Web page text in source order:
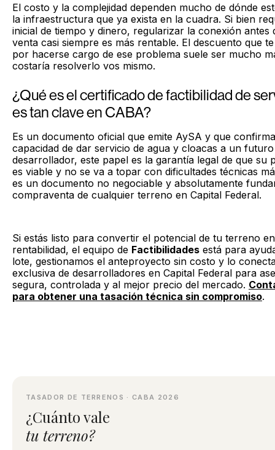
El costo y la complejidad dependen mucho de dónde
la infraestructura que ya exista en la cuadra. Si bien
inicial de tiempo y dinero, regularizar la conexión
venta casi siempre es más rentable. El descuento que
por hacerse cargo de ese problema suele ser mucho
costaría resolverlo vos mismo.
¿Qué es el certificado de factibilidad de
es tan clave en CABA?
Es un documento oficial que emite AySA y que
capacidad de dar servicio de agua y cloacas a un
desarrollador, este papel es la garantía legal de que su
es viable y no se va a topar con dificultades técnicas
es un documento no negociable y absolutamente
compraventa de cualquier terreno en Capital Federal.
Si estás listo para convertir el potencial de tu terreno
rentabilidad, el equipo de Factibilidades está para
lote, gestionamos el anteproyecto sin costo y lo
exclusiva de desarrolladores en Capital Federal para
segura, controlada y al mejor precio del mercado.
para obtener una tasación técnica sin compromiso.
TASADOR DE TERRENOS · CABA 2026
¿Cuánto vale
tu terreno?